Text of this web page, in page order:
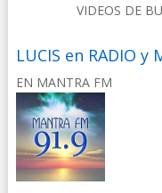
VIDEOS DE
LUCIS en RADIO y
EN MANTRA FM